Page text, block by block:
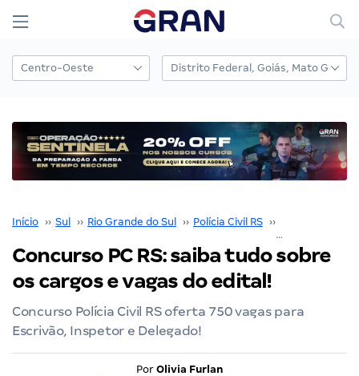
Início ›› Sul ›› Rio Grande do Sul ›› Polícia Civil RS ››
Concurso PC RS: saiba tudo sobre
os cargos e vagas do edital!
Concurso Polícia Civil RS oferta 750 vagas para
Escrivão, Inspetor e Delegado!
Por Olivia Furlan